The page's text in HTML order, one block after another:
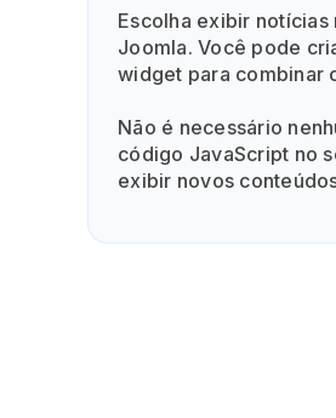
Escolha exibir
Joomla. Você pode
widget para combinar
Não é necessário
código JavaScript no
exibir novos